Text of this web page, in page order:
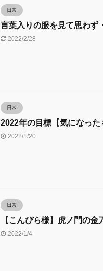
日常
言葉入りの服を見て思わず
2022/2/28
日常
2022年の目標【気になった
2022/1/20
日常
【こんぴら様】虎ノ門の金
2022/1/4